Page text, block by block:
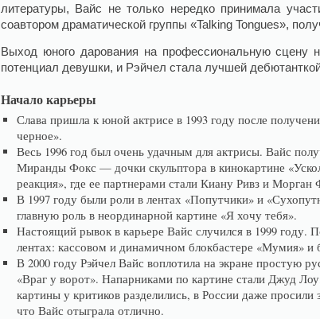
литературы, Вайс не только нередко принимала
соавтором драматической группы «Talking Tongues»,
Выход юного дарования на профессиональную сцену
потенциал девушки, и Рэйчел стала лучшей
Начало карьеры
Слава пришла к юной актрисе в 1993 году после
черное».
Весь 1996 год был очень удачным для актрисы. Вайс
Миранды Фокс — дочки скульптора в кинокартине
реакция», где ее партнерами стали Киану Ривз и Морган
В 1997 году были роли в лентах «Попутчики» и
главную роль в неординарной картине «Я хочу тебя».
Настоящий рывок в карьере Вайс случился в 1999 году.
лентах: кассовом и динамичном блокбастере «Мумия» и
В 2000 году Рэйчел Вайс воплотила на экране простую
«Враг у ворот». Напарниками по картине стали Джуд
картины у критиков разделились, в России даже
что Вайс отыграла отлично.